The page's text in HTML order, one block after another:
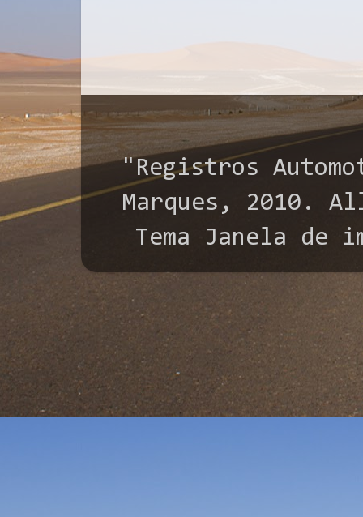
"Registros
Marques, 2010.
Tema Janela de